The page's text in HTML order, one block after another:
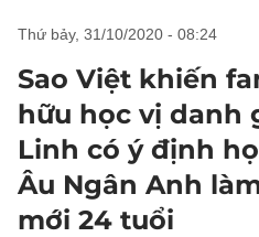
thứ bảy, 31/10/2020 - 08:24
Sao Việt khiến
hữu học vị danh
Linh có ý định
Âu Ngân Anh
mới 24 tuổi